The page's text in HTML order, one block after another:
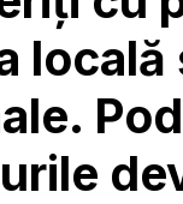
locală